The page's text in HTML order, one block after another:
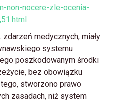
non-nocere-zle-ocenia-
medycznych, miały
systemu
poszkodowanym środki
bez obowiązku
stworzono prawo
zasadach, niż system